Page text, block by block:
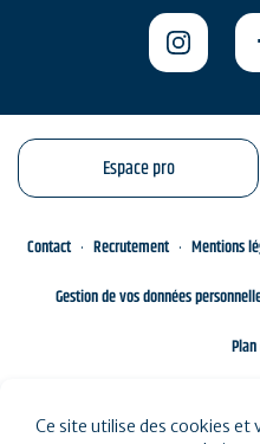
Espace pro
Contact Recrutement Mentions
Gestion de vos données
Ce site utilise des cookies